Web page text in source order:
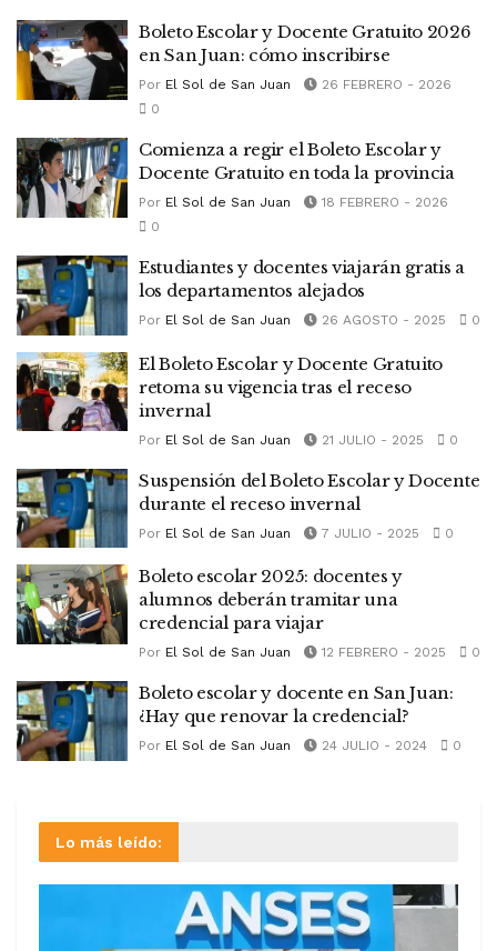
Boleto Escolar y Docente Gratuito 2026
en San Juan: cómo inscribirse
Por El Sol de San Juan
26 FEBRERO - 2026
0
Comienza a regir el Boleto Escolar y
Docente Gratuito en toda la provincia
Por El Sol de San Juan
18 FEBRERO - 2026
0
Estudiantes y docentes viajarán gratis a
los departamentos alejados
Por El Sol de San Juan 26 AGOSTO - 2025 0
El Boleto Escolar y Docente Gratuito
retoma su vigencia tras el receso
invernal
Por El Sol de San Juan 21 JULIO - 2025 0
Suspensión del Boleto Escolar y Docente
durante el receso invernal
Por El Sol de San Juan 7 JULIO - 2025 0
Boleto escolar 2025: docentes y
alumnos deberán tramitar una
credencial para viajar
Por El Sol de San Juan 12 FEBRERO - 2025 0
Boleto escolar y docente en San Juan:
¿Hay que renovar la credencial?
Por El Sol de San Juan 24 JULIO - 2024 0
Lo más leído: